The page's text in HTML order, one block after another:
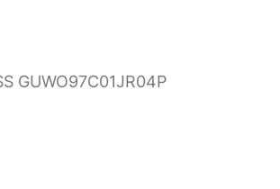
GUWO97C01JR04P